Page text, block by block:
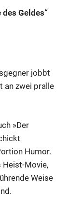
Geldes“
jobbt
an zwei pralle
»Der
Humor.
Heist-Movie,
Weise